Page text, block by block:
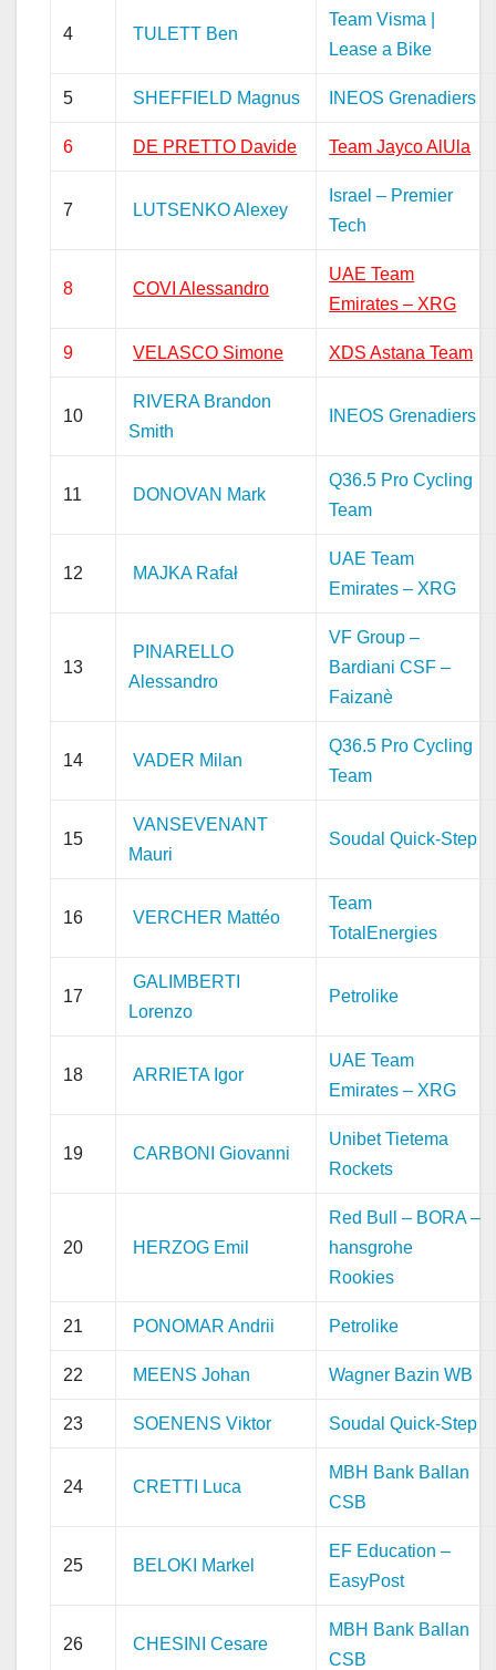
4 TULETT Ben
Team Visma |
Lease a Bike
5 SHEFFIELD Magnus INEOS Grenadiers
6 DE PRETTO Davide Team Jayco AlUla
7 LUTSENKO Alexey
Israel – Premier
Tech
8 COVI Alessandro
UAE Team
Emirates – XRG
9 VELASCO Simone XDS Astana Team
10
RIVERA Brandon
Smith
INEOS Grenadiers
11 DONOVAN Mark
Q36.5 Pro Cycling
Team
12 MAJKA Rafał
UAE Team
Emirates – XRG
13
PINARELLO
Alessandro
VF Group –
Bardiani CSF –
Faizanè
14 VADER Milan
Q36.5 Pro Cycling
Team
15
VANSEVENANT
Mauri
Soudal Quick-Step
16 VERCHER Mattéo
Team
TotalEnergies
17
GALIMBERTI
Lorenzo
Petrolike
18 ARRIETA Igor
UAE Team
Emirates – XRG
19 CARBONI Giovanni
Unibet Tietema
Rockets
20 HERZOG Emil
Red Bull – BORA –
hansgrohe
Rookies
21 PONOMAR Andrii Petrolike
22 MEENS Johan Wagner Bazin WB
23 SOENENS Viktor Soudal Quick-Step
24 CRETTI Luca
MBH Bank Ballan
CSB
25 BELOKI Markel
EF Education –
EasyPost
26 CHESINI Cesare
MBH Bank Ballan
CSB